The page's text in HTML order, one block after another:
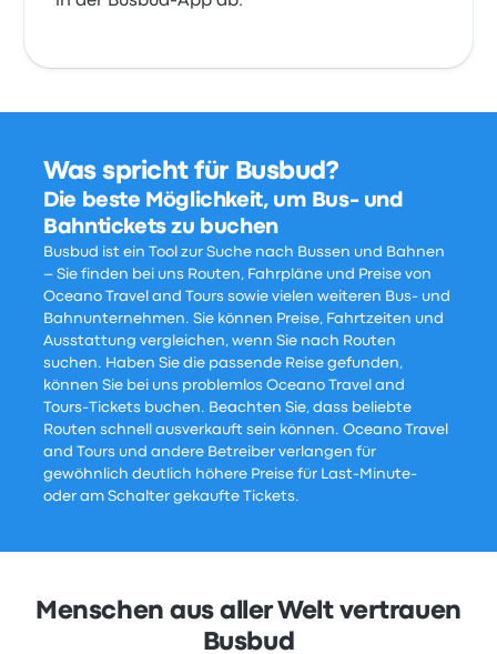
Was spricht für Busbud?
Die beste Möglichkeit, um Bus- und
Bahntickets zu buchen
Busbud ist ein Tool zur Suche nach Bussen und Bahnen
– Sie finden bei uns Routen, Fahrpläne und Preise von
Oceano Travel and Tours sowie vielen weiteren Bus- und
Bahnunternehmen. Sie können Preise, Fahrtzeiten und
Ausstattung vergleichen, wenn Sie nach Routen
suchen. Haben Sie die passende Reise gefunden,
können Sie bei uns problemlos Oceano Travel and
Tours-Tickets buchen. Beachten Sie, dass beliebte
Routen schnell ausverkauft sein können. Oceano Travel
and Tours und andere Betreiber verlangen für
gewöhnlich deutlich höhere Preise für Last-Minute-
oder am Schalter gekaufte Tickets.
Menschen aus aller Welt vertrauen
Busbud